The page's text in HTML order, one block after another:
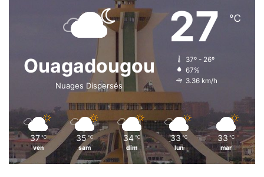
Ouagadougou
Nuages Dispersés
27 ℃
37º - 26º
67%
3.36 km/h
37 ℃
ven
35 ℃
sam
34 ℃
dim
33 ℃
lun
33 ℃
mar